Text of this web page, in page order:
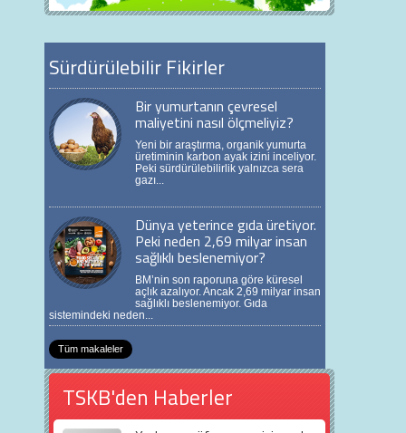
Sürdürülebilir Fikirler
Bir yumurtanın çevresel
maliyetini nasıl ölçmeliyiz?
Yeni bir araştırma, organik yumurta
üretiminin karbon ayak izini inceliyor.
Peki sürdürülebilirlik yalnızca sera
gazı...
Dünya yeterince gıda üretiyor.
Peki neden 2,69 milyar insan
sağlıklı beslenemiyor?
BM’nin son raporuna göre küresel
açlık azalıyor. Ancak 2,69 milyar insan
sağlıklı beslenemiyor. Gıda
sistemindeki neden...
Tüm makaleler
TSKB'den Haberler